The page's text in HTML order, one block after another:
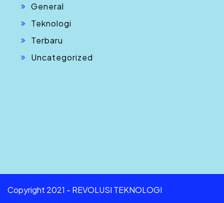
General
Teknologi
Terbaru
Uncategorized
Copyright 2021 - REVOLUSI TEKNOLOGI